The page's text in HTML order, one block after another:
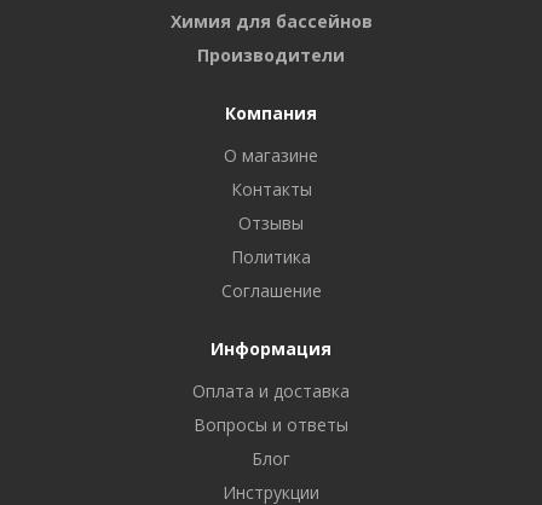
Химия для бассейнов
Производители
Компания
О магазине
Контакты
Отзывы
Политика
Соглашение
Информация
Оплата и доставка
Вопросы и ответы
Блог
Инструкции